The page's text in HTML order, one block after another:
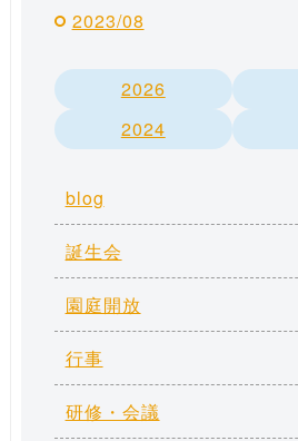
2023/08
2026
2024
blog
誕生会
園庭開放
行事
研修・会議